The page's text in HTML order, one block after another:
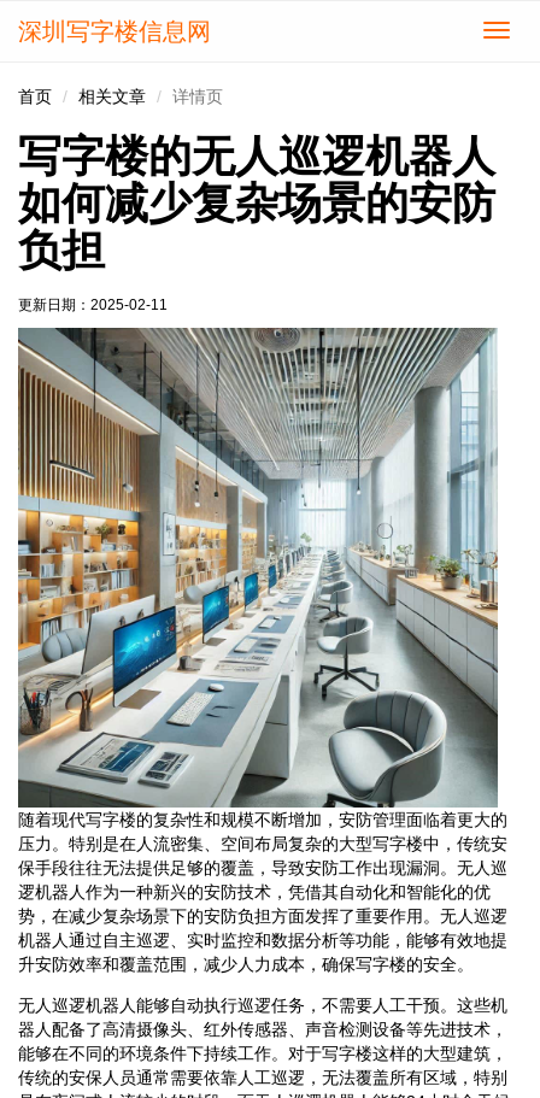
切
深圳写字楼信息网
首页 相关文章 详情页
写字楼的无人巡逻机器人
如何减少复杂场景的安防
负担
更新日期： 2025-02-11
随着现代写字楼的复杂性和规模不断增加，安防管理面临着更大的
压力。特别是在人流密集、空间布局复杂的大型写字楼中，传统安
保手段往往无法提供足够的覆盖，导致安防工作出现漏洞。无人巡
逻机器人作为一种新兴的安防技术，凭借其自动化和智能化的优
势，在减少复杂场景下的安防负担方面发挥了重要作用。无人巡逻
机器人通过自主巡逻、实时监控和数据分析等功能，能够有效地提
升安防效率和覆盖范围，减少人力成本，确保写字楼的安全。
无人巡逻机器人能够自动执行巡逻任务，不需要人工干预。这些机
器人配备了高清摄像头、红外传感器、声音检测设备等先进技术，
能够在不同的环境条件下持续工作。对于写字楼这样的大型建筑，
传统的安保人员通常需要依靠人工巡逻，无法覆盖所有区域，特别